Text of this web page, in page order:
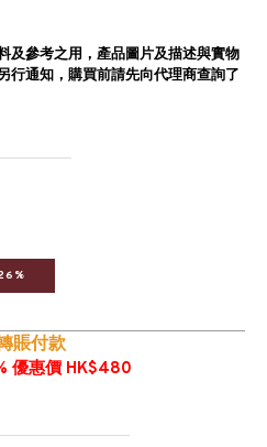
及參考之用，產品圖片及描述與實物
行通知，購買前請先向代理商查詢了
賬付款
優惠價 HK$480